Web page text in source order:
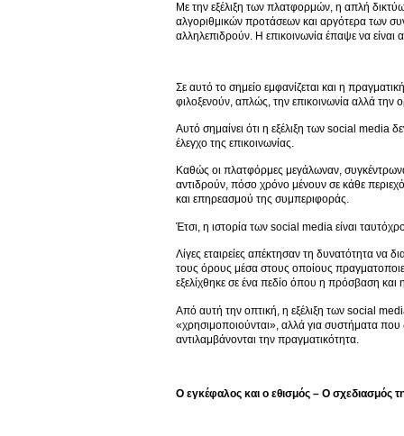
Με την εξέλιξη των πλατφορμών, η απλή
αλγοριθμικών προτάσεων και αργότερα των
αλληλεπιδρούν. Η επικοινωνία έπαψε να
Σε αυτό το σημείο εμφανίζεται και η
φιλοξενούν, απλώς, την επικοινωνία αλλά την
Αυτό σημαίνει ότι η εξέλιξη των social media
έλεγχο της επικοινωνίας.
Καθώς οι πλατφόρμες μεγάλωναν,
αντιδρούν, πόσο χρόνο μένουν σε κάθε
και επηρεασμού της συμπεριφοράς.
Έτσι, η ιστορία των social media είναι
Λίγες εταιρείες απέκτησαν τη δυνατότητα να
τους όρους μέσα στους οποίους
εξελίχθηκε σε ένα πεδίο όπου η πρόσβαση και
Από αυτή την οπτική, η εξέλιξη των social
«χρησιμοποιούνται», αλλά για συστήματα
αντιλαμβάνονται την πραγματικότητα.
Ο εγκέφαλος και ο εθισμός – Ο σχεδιασμός